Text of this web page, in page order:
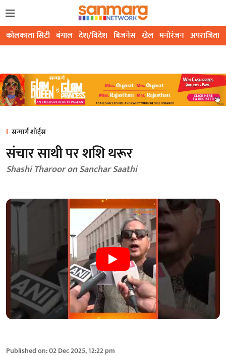
कोलकाता सिटी बंगाल देश/विदेश बिजनेस खेल मनोरंजन अपराजिता
सन्मार्ग शॉर्ट्स
संचार साथी पर शशि थरूर
Shashi Tharoor on Sanchar Saathi
Published on:02 Dec 2025, 12:22 pm